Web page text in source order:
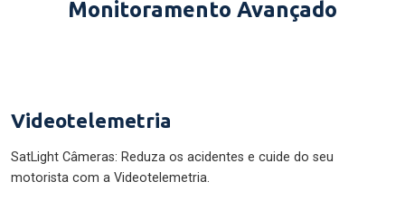
Monitoramento Avançado
Videotelemetria
SatLight Câmeras: Reduza os acidentes e cuide do seu
motorista com a Videotelemetria.